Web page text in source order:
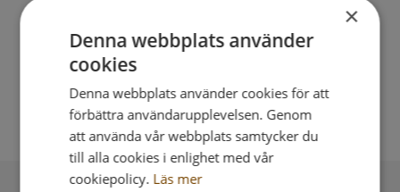
×
Denna webbplats använder
cookies
Denna webbplats använder cookies för att
förbättra användarupplevelsen. Genom
att använda vår webbplats samtycker du
till alla cookies i enlighet med vår
cookiepolicy. Läs mer